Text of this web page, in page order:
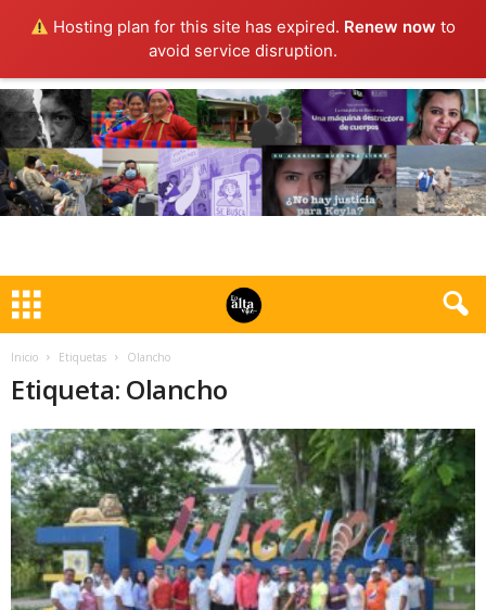
Hosting plan for this site has expired. Renew now to
avoid service disruption.
Inicio Etiquetas Olancho
Etiqueta: Olancho